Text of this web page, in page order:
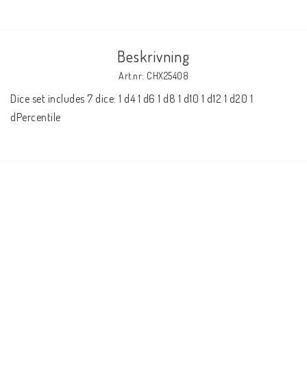
Beskrivning
Art.nr: CHX25408
Dice set includes 7 dice: 1 d4 1 d6 1 d8 1 d10 1 d12 1 d20 1
dPercentile